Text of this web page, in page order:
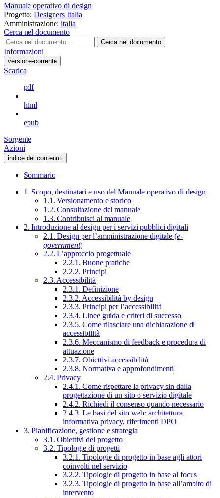
Manuale operativo di design
Progetto: Designers Italia
Amministrazione: italia
Cerca nel documento
Cerca nel documento
Informazioni
versione-corrente
Scarica
pdf
html
epub
Sorgente
Azioni
indice dei contenuti
Sommario
1. Scopo, destinatari e uso del Manuale operativo di design
1.1. Versionamento e storico
1.2. Consultazione del manuale
1.3. Contribuisci al manuale
2. Introduzione al design per i servizi pubblici digitali
2.1. Design per l’amministrazione digitale (e-
government)
2.2. L’approccio progettuale
2.2.1. Buone pratiche
2.2.2. Principi
2.3. Accessibilità
2.3.1. Definizione
2.3.2. Accessibilità by design
2.3.3. Principi per l’accessibilità
2.3.4. Linee guida e criteri di successo
2.3.5. Come rilasciare una dichiarazione di
accessibilità
2.3.6. Meccanismo di feedback e procedura di
attuazione
2.3.7. Obiettivi accessibilità
2.3.8. Normativa e approfondimenti
2.4. Privacy
2.4.1. Come rispettare la privacy sin dalla
progettazione di un sito o servizio digitale
2.4.2. Richiedi il consenso quando necessario
2.4.3. Le basi del sito web: architettura,
informativa privacy, riferimenti DPO
3. Pianificazione, gestione e strategia
3.1. Obiettivi del progetto
3.2. Tipologie di progetti
3.2.1. Tipologie di progetto in base agli attori
coinvolti nel servizio
3.2.2. Tipologie di progetto in base al focus
3.2.3. Tipologie di progetto in base all’ambito di
intervento